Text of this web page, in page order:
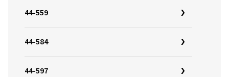
44-559
44-584
44-597